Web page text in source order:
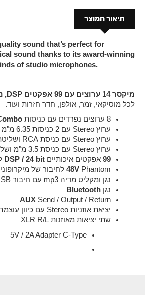
תיאור המוצר
sound that’s perfect for
sound thanks to its award-winning
of studio microphones.
מיקסר 14 ערוצים עם 99 אפקטים DSP, נגן Bluetooth / mp3
לכל מוסיקאי, זמר, אולפן, חדר חזרות ועוד.
8 ערוצים נפרדים עם כניסות XLR / 6.35mm
ערוץ Stereo עם 2 כניסות 6.35 מ"מ PL
ערוץ Stereo עם כניסת RCA ושליטת עוצמה
ערוץ Stereo עם כניסת 3.5 מ"מ ושליטת עוצמה
99 אפקטים איכותיים
48V Phantom לחיבור של מיקרופונים קונדנסר
נגן ומקליט מדיה mp3 עם חיבור USB
נגן Bluetooth
AUX Send / Output / Return
יציאת אוזניות Stereo עם כיוון עוצמה
שתי יציאות מאוזנות XLR R/L
5V / 2A Adapter C-Type